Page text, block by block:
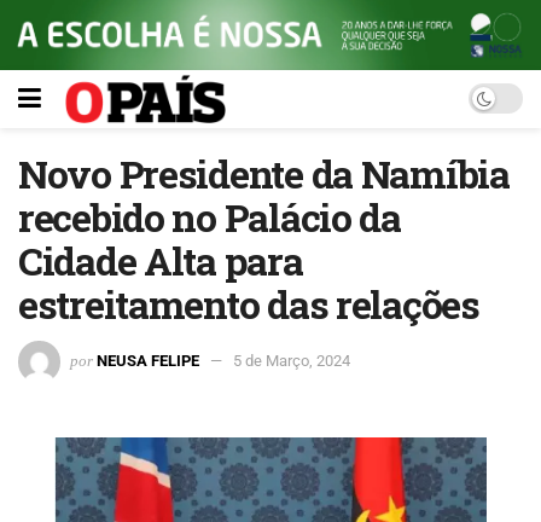
Novo Presidente da Namíbia
recebido no Palácio da
Cidade Alta para
estreitamento das relações
por NEUSA FELIPE 5 de Março, 2024